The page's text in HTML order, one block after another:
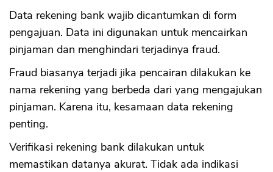
Data rekening bank wajib dicantumkan di form
pengajuan. Data ini digunakan untuk mencairkan
pinjaman dan menghindari terjadinya fraud.
Fraud biasanya terjadi jika pencairan dilakukan ke
nama rekening yang berbeda dari yang mengajukan
pinjaman. Karena itu, kesamaan data rekening
penting.
Verifikasi rekening bank dilakukan untuk
memastikan datanya akurat. Tidak ada indikasi